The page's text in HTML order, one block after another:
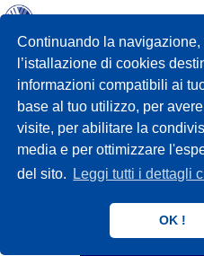
Continuando la navigazione,
l’istallazione di cookies
informazioni compatibili ai
base al tuo utilizzo, per
visite, per abilitare la
media e per ottimizzare
del sito.
Leggi tutti i dettagli
OK !
TRICICLI MOD.
MOD.
Triciclo per